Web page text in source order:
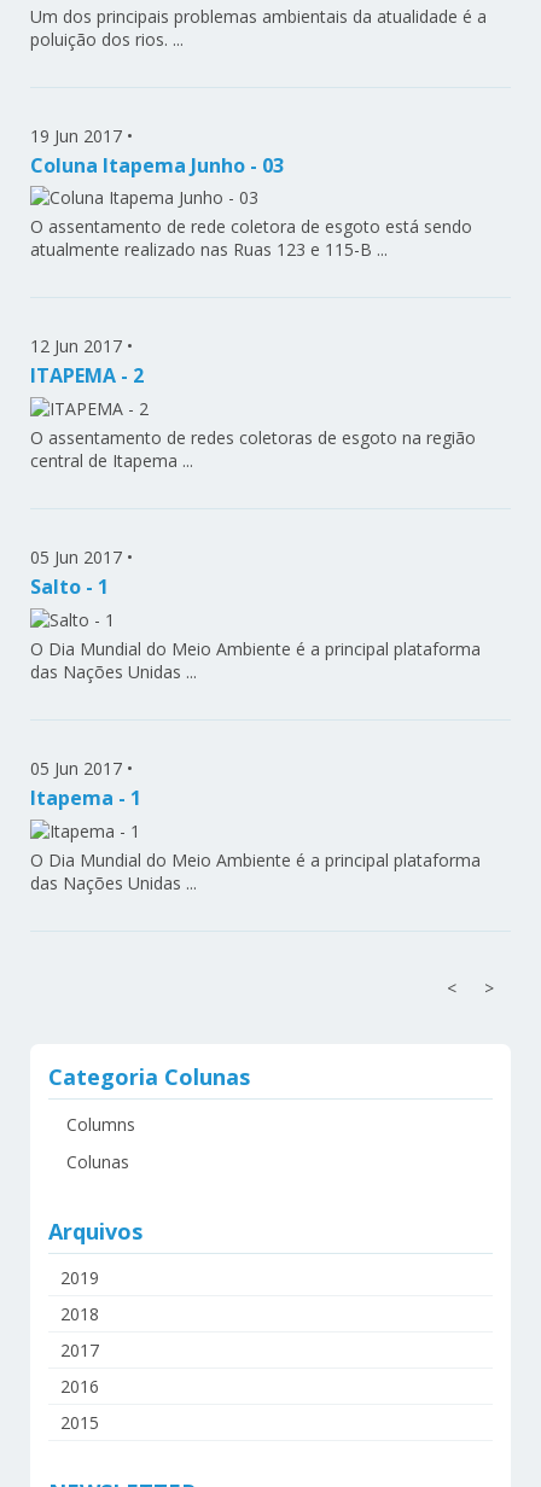
Um dos principais problemas ambientais da atualidade é a
poluição dos rios. ...
19 Jun 2017 •
Coluna Itapema Junho - 03
O assentamento de rede coletora de esgoto está sendo
atualmente realizado nas Ruas 123 e 115-B ...
12 Jun 2017 •
ITAPEMA - 2
O assentamento de redes coletoras de esgoto na região
central de Itapema ...
05 Jun 2017 •
Salto - 1
O Dia Mundial do Meio Ambiente é a principal plataforma
das Nações Unidas ...
05 Jun 2017 •
Itapema - 1
O Dia Mundial do Meio Ambiente é a principal plataforma
das Nações Unidas ...
< >
Categoria Colunas
Columns
Colunas
Arquivos
2019
2018
2017
2016
2015